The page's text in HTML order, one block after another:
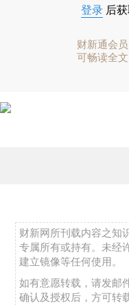
登录 后
财新通会员
可畅读全文
财新网所刊载内容之知
专属所有或持有。未经
建立镜像等任何使用。
如有意愿转载，请发邮
确认及授权后，方可转载